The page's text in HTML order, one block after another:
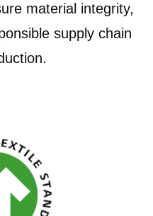
material integrity,
supply chain